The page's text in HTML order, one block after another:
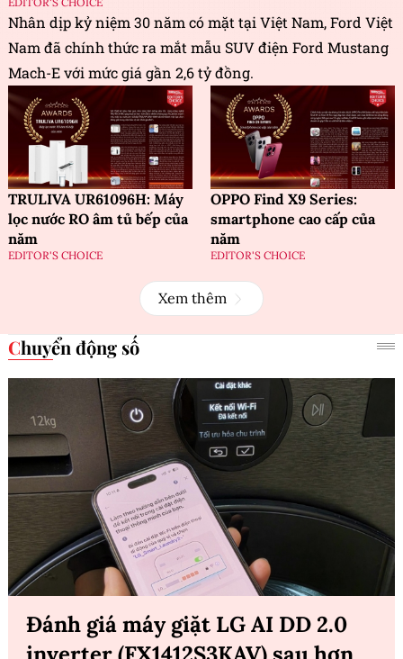
Nhân dịp kỷ niệm 30 năm có mặt tại Việt Nam, Ford Việt
Nam đã chính thức ra mắt mẫu SUV điện Ford Mustang
Mach-E với mức giá gần 2,6 tỷ đồng.
TRULIVA UR61096H: Máy
lọc nước RO âm tủ bếp của
năm
EDITOR'S CHOICE
OPPO Find X9 Series:
smartphone cao cấp của
năm
EDITOR'S CHOICE
Xem thêm
Chuyển động số
Đánh giá máy giặt LG AI DD 2.0